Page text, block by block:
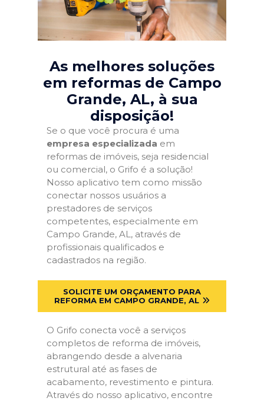
As melhores soluções
em reformas de Campo
Grande, AL, à sua
disposição!
Se o que você procura é uma
empresa especializada em
reformas de imóveis, seja residencial
ou comercial, o Grifo é a solução!
Nosso aplicativo tem como missão
conectar nossos usuários a
prestadores de serviços
competentes, especialmente em
Campo Grande, AL, através de
profissionais qualificados e
cadastrados na região.
SOLICITE UM ORÇAMENTO PARA
REFORMA EM CAMPO GRANDE, AL
O Grifo conecta você a serviços
completos de reforma de imóveis,
abrangendo desde a alvenaria
estrutural até as fases de
acabamento, revestimento e pintura.
Através do nosso aplicativo, encontre